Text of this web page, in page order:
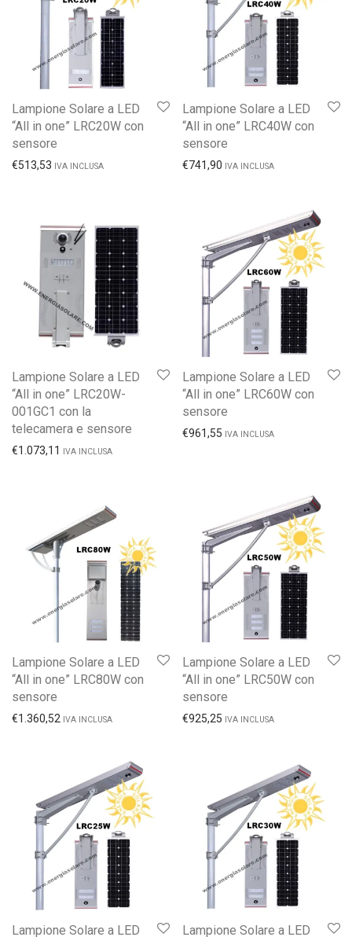
Lampione Solare a LED
“All in one” LRC20W con
sensore
€513,53 IVA INCLUSA
Lampione Solare a LED
“All in one” LRC40W con
sensore
€741,90 IVA INCLUSA
Lampione Solare a LED
“All in one” LRC20W-
001GC1 con la
telecamera e sensore
€1.073,11 IVA INCLUSA
Lampione Solare a LED
“All in one” LRC60W con
sensore
€961,55 IVA INCLUSA
Lampione Solare a LED
“All in one” LRC80W con
sensore
€1.360,52 IVA INCLUSA
Lampione Solare a LED
“All in one” LRC50W con
sensore
€925,25 IVA INCLUSA
Lampione Solare a LED
Lampione Solare a LED